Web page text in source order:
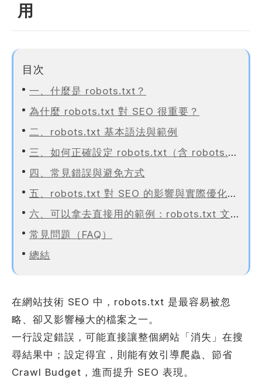
用
目次
一、什麼是 robots.txt？
為什麼 robots.txt 對 SEO 很重要？
二、robots.txt 基本語法與範例
三、如何正確設定 robots.txt（含 robots.txt 測試工具）
四、常見錯誤與避免方式
五、robots.txt 對 SEO 的影響與實際優化技巧
六、可以拿去直接用的範例：robots.txt 文本
常見問題（FAQ）
總結
在網站技術 SEO 中，robots.txt 是最容易被忽
略、卻又影響極大的檔案之一。
一行設定錯誤，可能直接讓整個網站「消失」在搜
尋結果中；設定得宜，則能有效引導爬蟲、節省
Crawl Budget，進而提升 SEO 表現。
電話
類型 ※
網址
得知本網站
需求主題(可複選)
製作流程
版型挑選
網站設計
旅宿網站設計
網站設計
化網站設計
網站設計